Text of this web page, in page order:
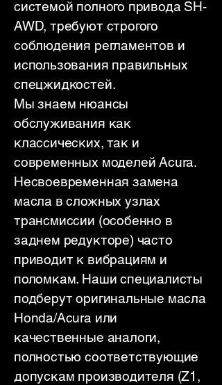
системой полного привода SH-
AWD, требуют строгого
соблюдения регламентов и
использования правильных
спецжидкостей.
Мы знаем нюансы
обслуживания как
классических, так и
современных моделей Acura.
Несвоевременная замена
масла в сложных узлах
трансмиссии (особенно в
заднем редукторе) часто
приводит к вибрациям и
поломкам. Наши специалисты
подберут оригинальные масла
Honda/Acura или
качественные аналоги,
полностью соответствующие
допускам производителя (Z1,